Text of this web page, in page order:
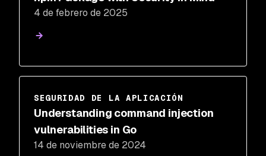
4 de febrero de 2025
SEGURIDAD DE LA APLICACIÓN
Understanding command injection
vulnerabilities in Go
14 de noviembre de 2024